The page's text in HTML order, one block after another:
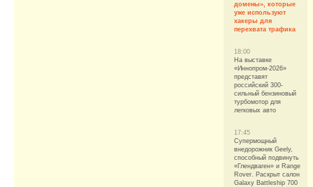
домены», которые
уже используют
хакеры для
перехвата трафика
18:00
На выставке
«Иннопром-2026»
представят
российский 300-
сильный бензиновый
турбомотор для
легковых авто
17:45
Супермощный
внедорожник Geely,
способный подвинуть
«Глендваген» и Range
Rover. Раскрыт салон
Galaxy Battleship 700